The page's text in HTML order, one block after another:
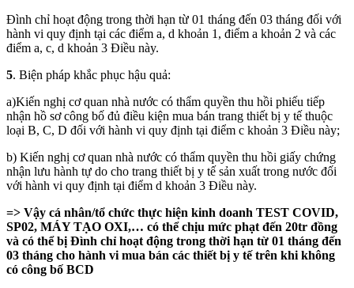
Đình chỉ hoạt động trong thời hạn từ 01 tháng đến 03 tháng đối với
hành vi quy định tại các điểm a, d khoản 1, điểm a khoản 2 và các
điểm a, c, d khoản 3 Điều này.
5. Biện pháp khắc phục hậu quả:
a)Kiến nghị cơ quan nhà nước có thẩm quyền thu hồi phiếu tiếp
nhận hồ sơ công bố đủ điều kiện mua bán trang thiết bị y tế thuộc
loại B, C, D đối với hành vi quy định tại điểm c khoản 3 Điều này;
b) Kiến nghị cơ quan nhà nước có thẩm quyền thu hồi giấy chứng
nhận lưu hành tự do cho trang thiết bị y tế sản xuất trong nước đối
với hành vi quy định tại điểm d khoản 3 Điều này.
=> Vậy cá nhân/tổ chức thực hiện kinh doanh TEST COVID,
SP02, MÁY TẠO OXI,… có thể chịu mức phạt đến 20tr đồng
và có thể bị Đình chỉ hoạt động trong thời hạn từ 01 tháng đến
03 tháng cho hành vi mua bán các thiết bị y tế trên khi không
có công bố BCD